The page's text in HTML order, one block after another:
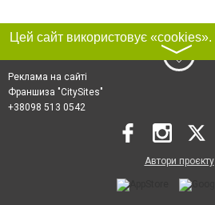
〉
Реклама на сайті
Франшиза "CitySites"
+38098 513 0542
Автори проєкту